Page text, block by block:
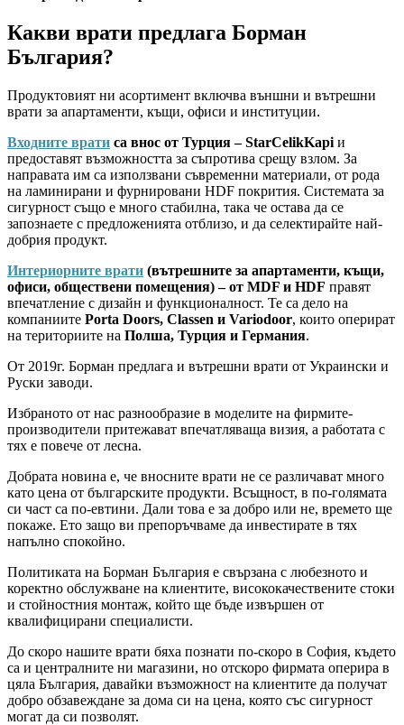
Какви врати предлага Борман
България?
Продуктовият ни асортимент включва външни и вътрешни
врати за апартаменти, къщи, офиси и институции.
Входните врати са внос от Турция – StarCelikKapi и
предоставят възможността за съпротива срещу взлом. За
направата им са използвани съвременни материали, от рода
на ламинирани и фурнировани HDF покрития. Системата за
сигурност също е много стабилна, така че остава да се
запознаете с предложенията отблизо, и да селектирайте най-
добрия продукт.
Интериорните врати (вътрешните за апартаменти, къщи,
офиси, обществени помещения) – от MDF и HDF правят
впечатление с дизайн и функционалност. Те са дело на
компаниите Porta Doors, Classen и Variodoor, които оперират
на териториите на Полша, Турция и Германия.
От 2019г. Борман предлага и вътрешни врати от Украински и
Руски заводи.
Избраното от нас разнообразие в моделите на фирмите-
производители притежават впечатляваща визия, а работата с
тях е повече от лесна.
Добрата новина е, че вносните врати не се различават много
като цена от българските продукти. Всъщност, в по-голямата
си част са по-евтини. Дали това е за добро или не, времето ще
покаже. Ето защо ви препоръчваме да инвестирате в тях
напълно спокойно.
Политиката на Борман България е свързана с любезното и
коректно обслужване на клиентите, висококачествените стоки
и стойностния монтаж, който ще бъде извършен от
квалифицирани специалисти.
До скоро нашите врати бяха познати по-скоро в София, където
са и централните ни магазини, но отскоро фирмата оперира в
цяла България, давайки възможност на клиентите да получат
добро обзавеждане за дома си на цена, която със сигурност
могат да си позволят.